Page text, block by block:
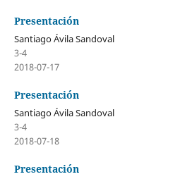
Presentación
Santiago Ávila Sandoval
3-4
2018-07-17
Presentación
Santiago Ávila Sandoval
3-4
2018-07-18
Presentación